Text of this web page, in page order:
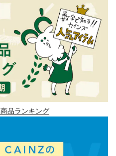
品ランキング